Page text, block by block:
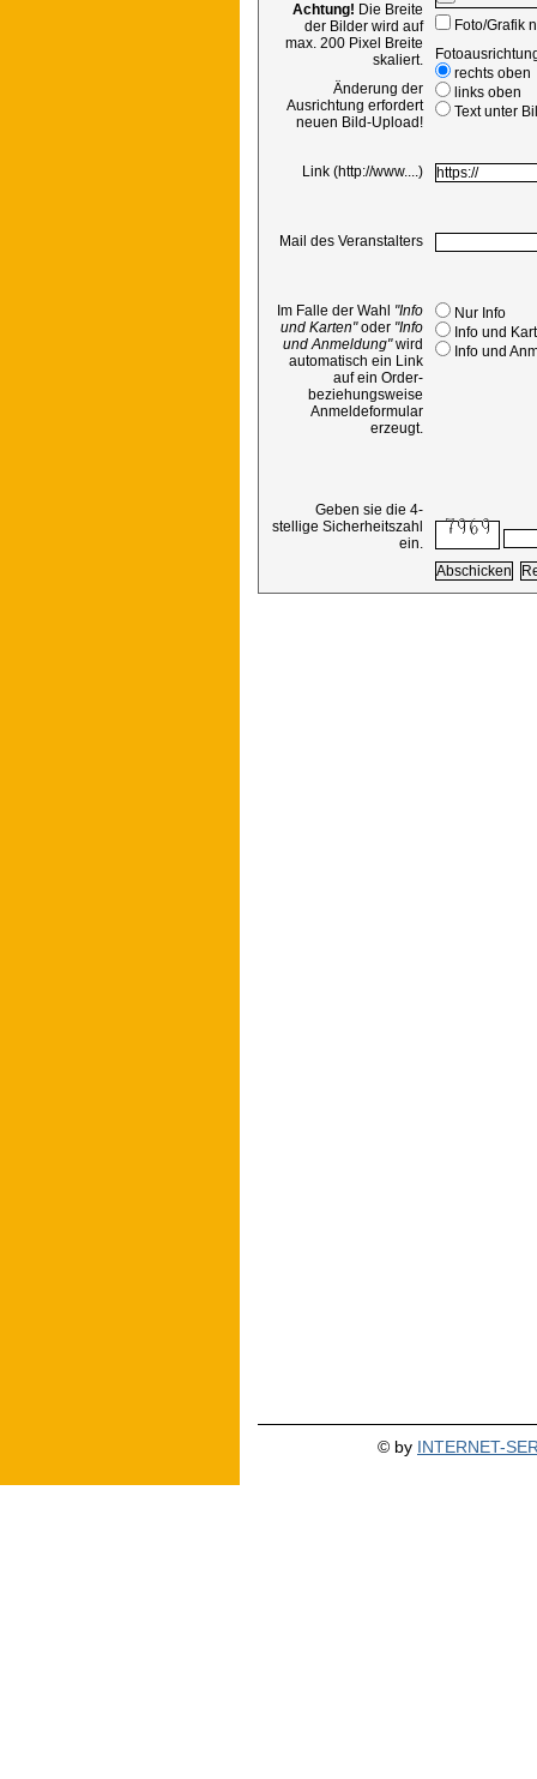
Achtung! Die Breite
der Bilder wird auf
max. 200 Pixel Breite
skaliert.
Änderung der
Ausrichtung erfordert
neuen Bild-Upload!
Foto/Grafik
rechts oben
links oben
Text unter
Link (http://www....)
Mail des Veranstalters
Im Falle der Wahl "Info
und Karten"oder "Info
und Anmeldung"wird
automatisch ein Link
auf ein Order-
beziehungsweise
Anmeldeformular
erzeugt.
Nur Info
Info und
Info und
Geben sie die 4-
stellige Sicherheitszahl
ein.
© by INTERNET-